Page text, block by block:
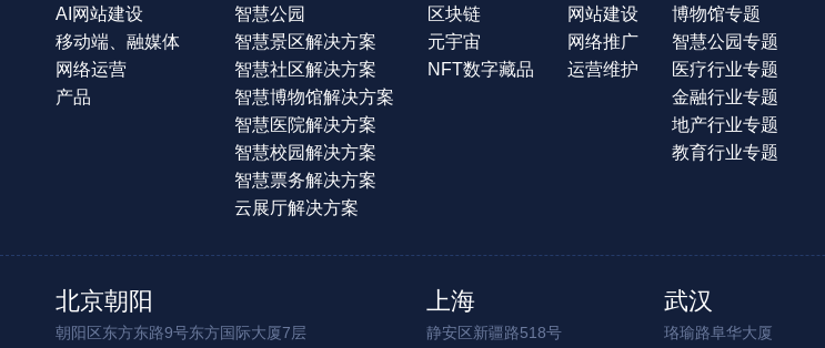
AI网站建设
移动端、融媒体
网络运营
产品
智慧公园
智慧景区解决方案
智慧社区解决方案
智慧博物馆解决方案
智慧医院解决方案
智慧校园解决方案
智慧票务解决方案
云展厅解决方案
区块链
元宇宙
NFT数字藏品
网站建设
网络推广
运营维护
博物馆专题
智慧公园专题
医疗行业专题
金融行业专题
地产行业专题
教育行业专题
北京朝阳
朝阳区东方东路9号东方国际大厦7层
上海
静安区新疆路518号
武汉
珞瑜路阜华大厦